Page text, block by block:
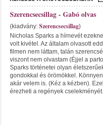
Szerencsecsillag - Gabó olvas
(kiadvány: Szerencsecsillag)
Nicholas Sparks a hírnevét
volt kivétel. Az általam olvasott
filmen nem láttam, talán
viszont nem olvastam (Éjjel a
Sparks történetei olyan
gondokkal és örömökkel.
akár velem is. (Kéz a kézben).
érezheti a regények cselekményét.